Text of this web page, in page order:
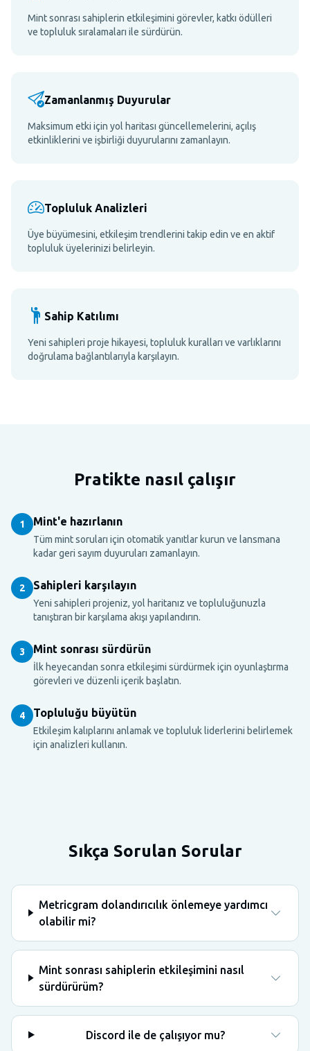
Mint sonrası sahiplerin etkileşimini görevler, katkı ödülleri
ve topluluk sıralamaları ile sürdürün.
Zamanlanmış Duyurular
Maksimum etki için yol haritası güncellemelerini, açılış
etkinliklerini ve işbirliği duyurularını zamanlayın.
Topluluk Analizleri
Üye büyümesini, etkileşim trendlerini takip edin ve en aktif
topluluk üyelerinizi belirleyin.
Sahip Katılımı
Yeni sahipleri proje hikayesi, topluluk kuralları ve varlıklarını
doğrulama bağlantılarıyla karşılayın.
Pratikte nasıl çalışır
1 Mint'e hazırlanın
Tüm mint soruları için otomatik yanıtlar kurun ve lansmana
kadar geri sayım duyuruları zamanlayın.
2 Sahipleri karşılayın
Yeni sahipleri projeniz, yol haritanız ve topluluğunuzla
tanıştıran bir karşılama akışı yapılandırın.
3 Mint sonrası sürdürün
İlk heyecandan sonra etkileşimi sürdürmek için oyunlaştırma
görevleri ve düzenli içerik başlatın.
4 Topluluğu büyütün
Etkileşim kalıplarını anlamak ve topluluk liderlerini belirlemek
için analizleri kullanın.
Sıkça Sorulan Sorular
Metricgram dolandırıcılık önlemeye yardımcı
olabilir mi?
Mint sonrası sahiplerin etkileşimini nasıl
sürdürürüm?
Discord ile de çalışıyor mu?